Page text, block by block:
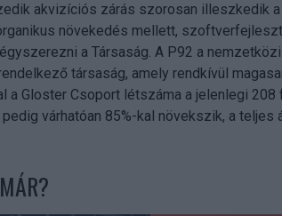
akvizíciós zárás szorosan illeszkedik
növekedés mellett,
a Társaság. A P92 a
társaság, amely rendkívül
a Gloster Csoport létszáma a jelenlegi
pedig várhatóan 85%-kal növekszik, a